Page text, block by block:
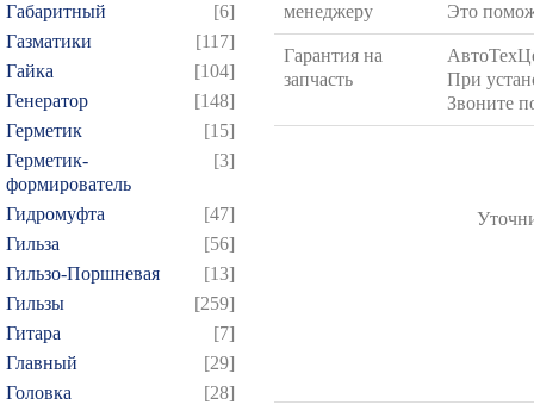
Габаритный
[6]
Газматики
[117]
Гайка
[104]
Генератор
[148]
Герметик
[15]
Герметик-
формирователь
[3]
Гидромуфта
[47]
Гильза
[56]
Гильзо-Поршневая
[13]
Гильзы
[259]
Гитара
[7]
Главный
[29]
Головка
[28]
менеджеру
Это
Гарантия на
запчасть
При
Звоните